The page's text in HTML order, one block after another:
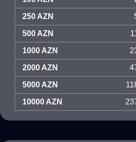
250 AZN
500 AZN
1000 AZN
2000 AZN
5000 AZN
10000 AZN